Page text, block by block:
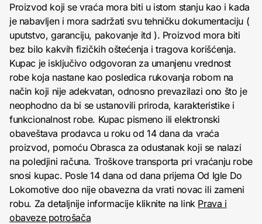
Proizvod koji se vraća mora biti u istom stanju kao i kada
je nabavljen i mora sadržati svu tehničku dokumentaciju (
uputstvo, garanciju, pakovanje itd ). Proizvod mora biti
bez bilo kakvih fizičkih oštećenja i tragova korišćenja.
Kupac je isključivo odgovoran za umanjenu vrednost
robe koja nastane kao posledica rukovanja robom na
način koji nije adekvatan, odnosno prevazilazi ono što je
neophodno da bi se ustanovili priroda, karakteristike i
funkcionalnost robe. Kupac pismeno ili elektronski
obaveštava prodavca u roku od 14 dana da vraća
proizvod, pomoću Obrasca za odustanak koji se nalazi
na poledjini računa. Troškove transporta pri vraćanju robe
snosi kupac. Posle 14 dana od dana prijema Od Igle Do
Lokomotive doo nije obavezna da vrati novac ili zameni
robu. Za detaljnije informacije kliknite na link Prava i
obaveze potrošača